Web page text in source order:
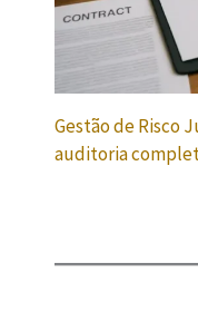
Gestão de Risco
auditoria